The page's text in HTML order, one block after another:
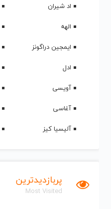
اد شیران
الهه
ایمجین دراگونز
ادل
آویسی
آغاسی
آلیسیا کیز
پربازدیدترین
Most Visited